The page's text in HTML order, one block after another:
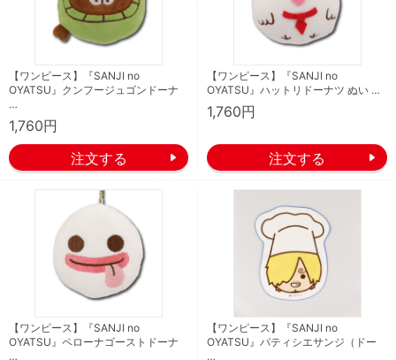
【ワンピース】『SANJI no
OYATSU』クンフージュゴンドーナ
…
1,760円
【ワンピース】『SANJI no
OYATSU』ハットリドーナツ ぬい …
1,760円
【ワンピース】『SANJI no
OYATSU』ペローナゴーストドーナ
…
【ワンピース】『SANJI no
OYATSU』パティシエサンジ（ドー
…